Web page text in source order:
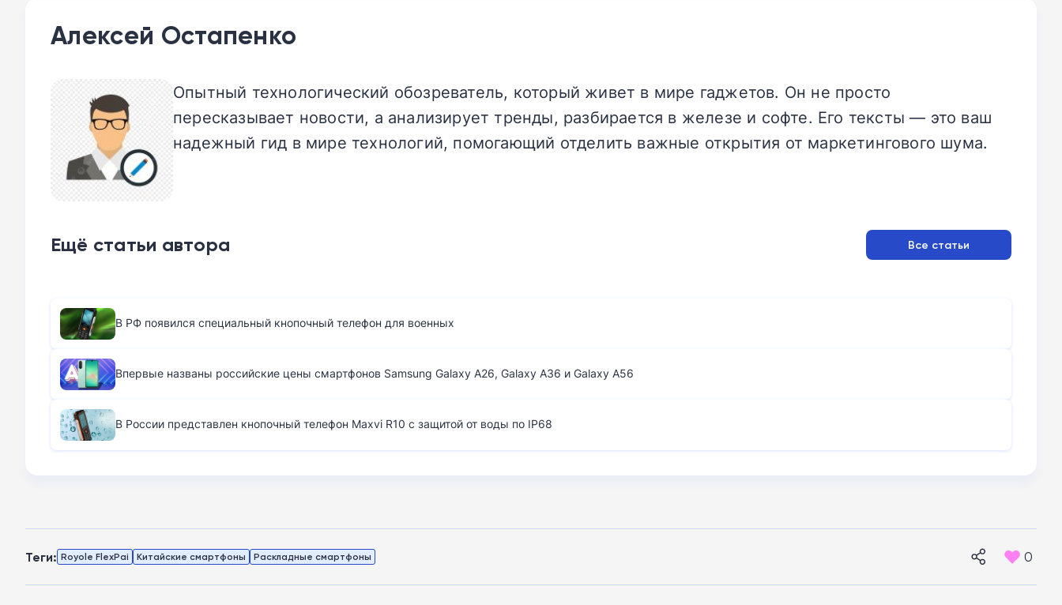
Алексей Остапенко
Опытный технологический обозреватель, который живет в мире гаджетов. Он не просто
пересказывает новости, а анализирует тренды, разбирается в железе и софте. Его тексты — это ваш
надежный гид в мире технологий, помогающий отделить важные открытия от маркетингового шума.
Ещё статьи автора Все статьи
В РФ появился специальный кнопочный телефон для военных
Впервые названы российские цены смартфонов Samsung Galaxy A26, Galaxy A36 и Galaxy A56
В России представлен кнопочный телефон Maxvi R10 с защитой от воды по IP68
Теги: Royole FlexPai Китайские смартфоны Раскладные смартфоны 0